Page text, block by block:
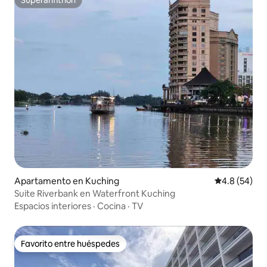
Superanfitrión
Apartamento en Kuching Calificación
4.8 (54)
Suite Riverbank en Waterfront Kuching
Espacios interiores · Cocina · TV
Favorito entre huéspedes
Favorito entre huéspedes